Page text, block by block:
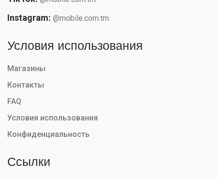
Instagram: @mobile.com.tm
Условия использования
Магазины
Контакты
FAQ
Условия использования
Конфиденциальность
Ссылки